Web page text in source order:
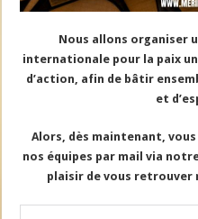
Nous allons organiser
internationale pour la paix
d’action, afin de bâtir
et
Alors, dès maintenant,
nos équipes par mail via
plaisir de vous retrouver